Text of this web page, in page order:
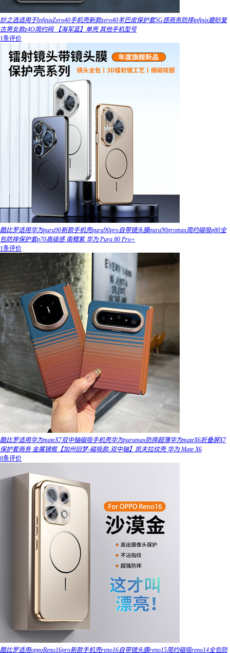
妙之选适用于InfinixZero40手机壳新款zero40羊巴皮保护套5G感商务防摔infinix磨砂复
古男女款z4O简约网 【海军蓝】单壳 其他手机型号
1条评价
酷比罗适用华为pura90新款手机壳pura90pro自带镜头膜pura90promax简约磁吸p80全
包防摔保护套p70高级感 南糯紫 华为 Pura 80 Pro+
1条评价
酷比罗适用华为mateX7双中轴磁吸手机壳华为puramax防摔超薄华为mateX6折叠屏X7
保护套商务 金属镜框【加州旧梦-磁吸款-双中轴】凯夫拉纹壳 华为 Mate X6
0条评价
酷比罗适用oppoReno16pro新款手机壳reno16自带镜头膜reno15简约磁吸reno14全包防